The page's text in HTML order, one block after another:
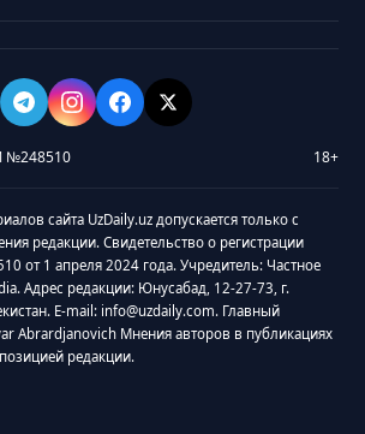
№248510 18+
сайта UzDaily.uz допускается только с
редакции. Свидетельство о регистрации
от 1 апреля 2024 года. Учредитель: Частное
Адрес редакции: Юнусабад, 12-27-73, г.
E-mail: info@uzdaily.com. Главный
Abrardjanovich Мнения авторов в публикациях
редакции.